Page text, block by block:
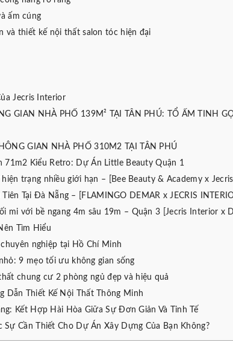
ấm cúng
và thiết kế nội thất salon tóc hiện đại
Jecris Interior
GIAN NHÀ PHỐ 139M² TẠI TÂN PHÚ: TỔ ẤM TINH
GIAN NHÀ PHỐ 310M2 TẠI TÂN PHÚ
71m2 Kiểu Retro: Dự Án Little Beauty Quận 1
trạng nhiều giới hạn – [Bee Beauty & Academy x
Tại Đà Nẵng – [FLAMINGO DEMAR x JECRIS
mi với bề ngang 4m sâu 19m – Quận 3 [Jecris Interior x
Tìm Hiểu
nghiệp tại Hồ Chí Minh
9 mẹo tối ưu không gian sống
chung cư 2 phòng ngủ đẹp và hiệu quả
Dẫn Thiết Kế Nội Thất Thông Minh
Kết Hợp Hài Hòa Giữa Sự Đơn Giản Và Tinh Tế
Sự Cần Thiết Cho Dự Án Xây Dựng Của Bạn Không?